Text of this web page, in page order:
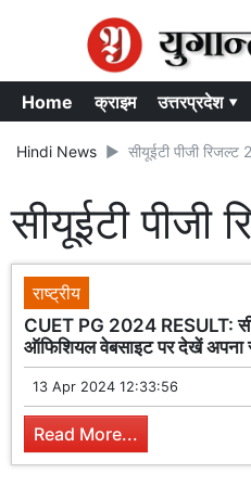
Home क्राइम उत्तरप्रदेश ▾
Hindi News सीयूईटी पीजी रिजल्ट
सीयूईटी पीजी
राष्ट्रीय
CUET PG 2024 RESULT:
ऑफिशियल वेबसाइट पर देखें अपना
13 Apr 2024 12:33:56
Read More...